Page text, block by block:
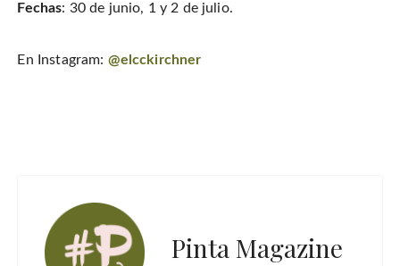
Fechas: 30 de junio, 1 y 2 de julio.
En Instagram: @elcckirchner
Pinta Magazine